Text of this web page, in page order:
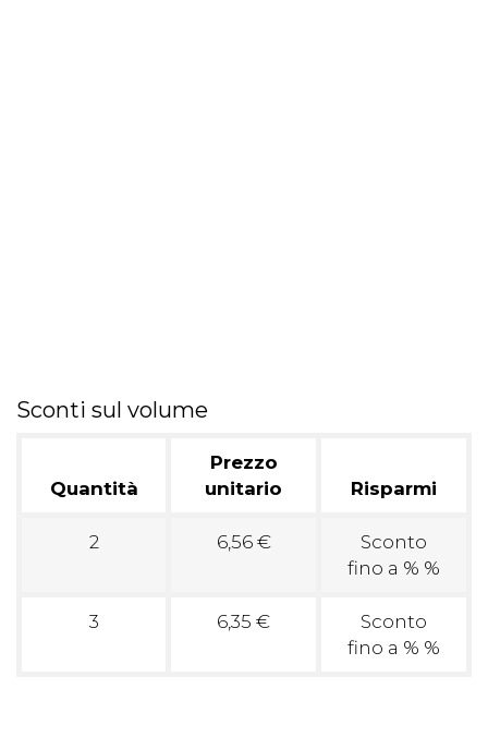
Sconti sul volume
Quantità
Prezzo
unitario
Risparmi
2 6,56 €
Sconto
fino a % %
3 6,35 €
Sconto
fino a % %